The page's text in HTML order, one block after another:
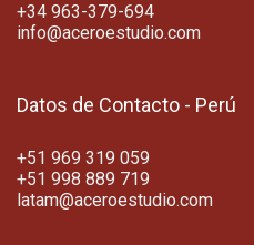
+34 963-379-694
info@aceroestudio.com
Datos de Contacto - Perú
+51 969 319 059
+51 998 889 719
latam@aceroestudio.com